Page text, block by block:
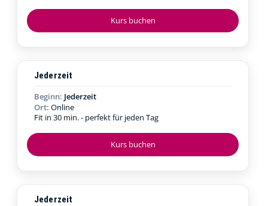
Kurs buchen
Kurs buchen
Jederzeit
Beginn: Jederzeit
Ort: Online
Fit in 30 min. - perfekt für jeden Tag
Jederzeit